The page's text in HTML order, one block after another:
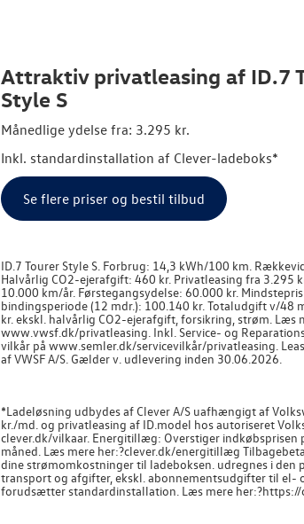
Attraktiv privatleasing af ID.7
Style S
Månedlige ydelse fra: 3.295 kr.
Inkl. standardinstallation af Clever-ladeboks*
Se flere priser og bestil tilbud
ID.7 Tourer Style S. Forbrug: 14,3 kWh/100 km.
Halvårlig CO2-ejerafgift: 460 kr. Privatleasing fra 3.295
10.000 km/år. Førstegangsydelse: 60.000 kr.
bindingsperiode (12 mdr.): 100.140 kr. Totaludgift v/48
kr. ekskl. halvårlig CO2-ejerafgift, forsikring, strøm. Læs
www.vwsf.dk/privatleasing. Inkl. Service- og
vilkår på www.semler.dk/servicevilkår/privatleasing.
af VWSF A/S. Gælder v. udlevering inden 30.06.2026.
*Ladeløsning udbydes af Clever A/S uafhængigt af
kr./md. og privatleasing af ID.model hos autoriseret
clever.dk/vilkaar. Energitillæg: Overstiger
måned. Læs mere her:?clever.dk/energitillæg
dine strømomkostninger til ladeboksen. udregnes i
transport og afgifter, ekskl. abonnementsudgifter til el-
forudsætter standardinstallation. Læs mere